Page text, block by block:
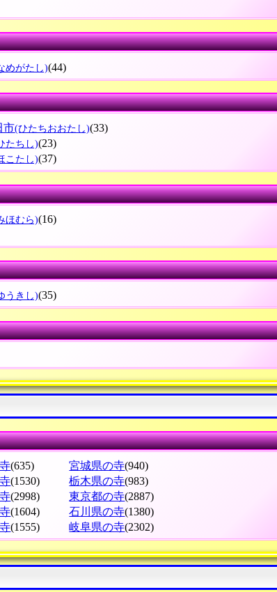
めがたし)(44)
市(ひたちおおたし)(33)
たちし)(23)
こたし)(37)
ほむら)(16)
うきし)(35)
(635) 宮城県の寺(940)
(1530) 栃木県の寺(983)
(2998) 東京都の寺(2887)
(1604) 石川県の寺(1380)
(1555) 岐阜県の寺(2302)